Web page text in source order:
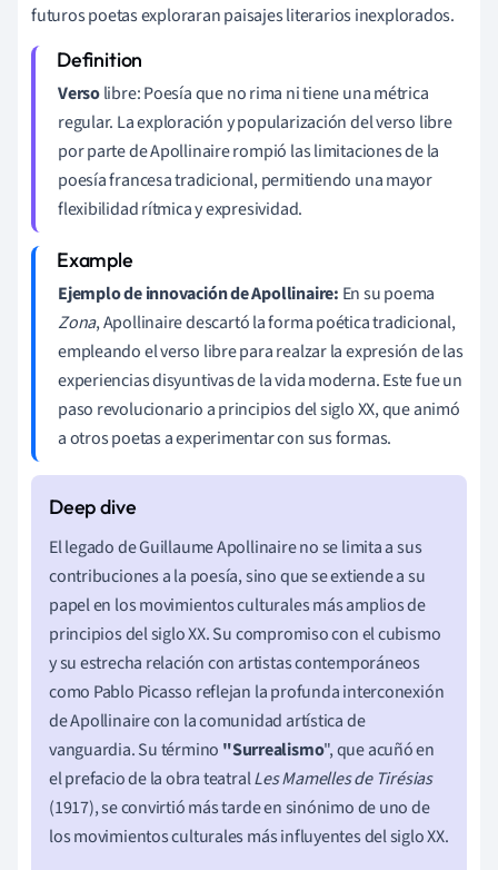
futuros poetas exploraran paisajes literarios inexplorados.
Versolibre: Poesía que no rima ni tiene una métrica
regular. La exploración y popularización del verso libre
por parte de Apollinaire rompió las limitaciones de la
poesía francesa tradicional, permitiendo una mayor
flexibilidad rítmica y expresividad.
Ejemplo de innovación de Apollinaire: En su poema
Zona, Apollinaire descartó la forma poética tradicional,
empleando el verso libre para realzar la expresión de las
experiencias disyuntivas de la vida moderna. Este fue un
paso revolucionario a principios del siglo XX, que animó
a otros poetas a experimentar con sus formas.
El legado de Guillaume Apollinaire no se limita a sus
contribuciones a la poesía, sino que se extiende a su
papel en los movimientos culturales más amplios de
principios del siglo XX. Su compromiso con el cubismo
y su estrecha relación con artistas contemporáneos
como Pablo Picasso reflejan la profunda interconexión
de Apollinaire con la comunidad artística de
vanguardia. Su término "Surrealismo", que acuñó en
el prefacio de la obra teatralLes Mamelles de Tirésias
(1917), se convirtió más tarde en sinónimo de uno de
los movimientos culturales más influyentes del siglo XX.